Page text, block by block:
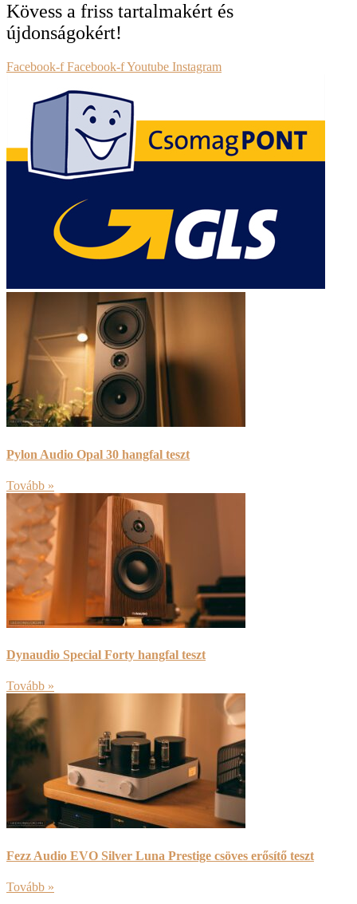
Kövess a friss tartalmakért és
újdonságokért!
Facebook-f Facebook-fYoutube Instagram
Pylon Audio Opal 30 hangfal teszt
Tovább »
Dynaudio Special Forty hangfal teszt
Tovább »
Fezz Audio EVO Silver Luna Prestige csöves erősítő teszt
Tovább »